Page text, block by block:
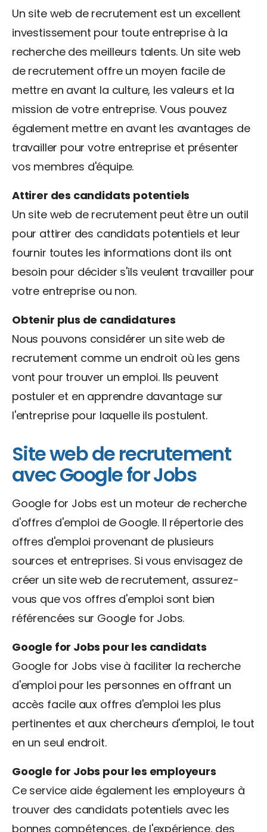
Un site web de recrutement est un excellent
investissement pour toute entreprise à la
recherche des meilleurs talents. Un site web
de recrutement offre un moyen facile de
mettre en avant la culture, les valeurs et la
mission de votre entreprise. Vous pouvez
également mettre en avant les avantages de
travailler pour votre entreprise et présenter
vos membres d'équipe.
Attirer des candidats potentiels
Un site web de recrutement peut être un outil
pour attirer des candidats potentiels et leur
fournir toutes les informations dont ils ont
besoin pour décider s'ils veulent travailler pour
votre entreprise ou non.
Obtenir plus de candidatures
Nous pouvons considérer un site web de
recrutement comme un endroit où les gens
vont pour trouver un emploi. Ils peuvent
postuler et en apprendre davantage sur
l'entreprise pour laquelle ils postulent.
Site web de recrutement
avec Google for Jobs
Google for Jobs est un moteur de recherche
d'offres d'emploi de Google. Il répertorie des
offres d'emploi provenant de plusieurs
sources et entreprises. Si vous envisagez de
créer un site web de recrutement, assurez-
vous que vos offres d'emploi sont bien
référencées sur Google for Jobs.
Google for Jobs pour les candidats
Google for Jobs vise à faciliter la recherche
d'emploi pour les personnes en offrant un
accès facile aux offres d'emploi les plus
pertinentes et aux chercheurs d'emploi, le tout
en un seul endroit.
Google for Jobs pour les employeurs
Ce service aide également les employeurs à
trouver des candidats potentiels avec les
bonnes compétences, de l'expérience, des